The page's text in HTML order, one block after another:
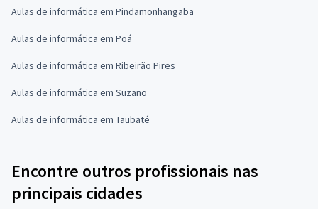
Aulas de informática em Pindamonhangaba
Aulas de informática em Poá
Aulas de informática em Ribeirão Pires
Aulas de informática em Suzano
Aulas de informática em Taubaté
Encontre outros profissionais nas
principais cidades